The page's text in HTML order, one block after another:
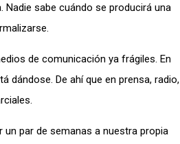
sabe cuándo se producirá una
de comunicación ya frágiles. En
dándose. De ahí que en prensa, radio,
un par de semanas a nuestra propia